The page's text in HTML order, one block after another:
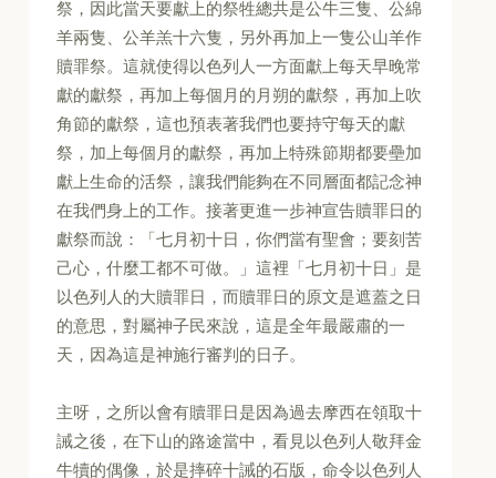
祭，因此當天要獻上的祭牲總共是公牛三隻、公綿
羊兩隻、公羊羔十六隻，另外再加上一隻公山羊作
贖罪祭。這就使得以色列人一方面獻上每天早晚常
獻的獻祭，再加上每個月的月朔的獻祭，再加上吹
角節的獻祭，這也預表著我們也要持守每天的獻
祭，加上每個月的獻祭，再加上特殊節期都要壘加
獻上生命的活祭，讓我們能夠在不同層面都記念神
在我們身上的工作。接著更進一步神宣告贖罪日的
獻祭而說：「七月初十日，你們當有聖會；要刻苦
己心，什麼工都不可做。」這裡「七月初十日」是
以色列人的大贖罪日，而贖罪日的原文是遮蓋之日
的意思，對屬神子民來說，這是全年最嚴肅的一
天，因為這是神施行審判的日子。
主呀，之所以會有贖罪日是因為過去摩西在領取十
誡之後，在下山的路途當中，看見以色列人敬拜金
牛犢的偶像，於是摔碎十誡的石版，命令以色列人